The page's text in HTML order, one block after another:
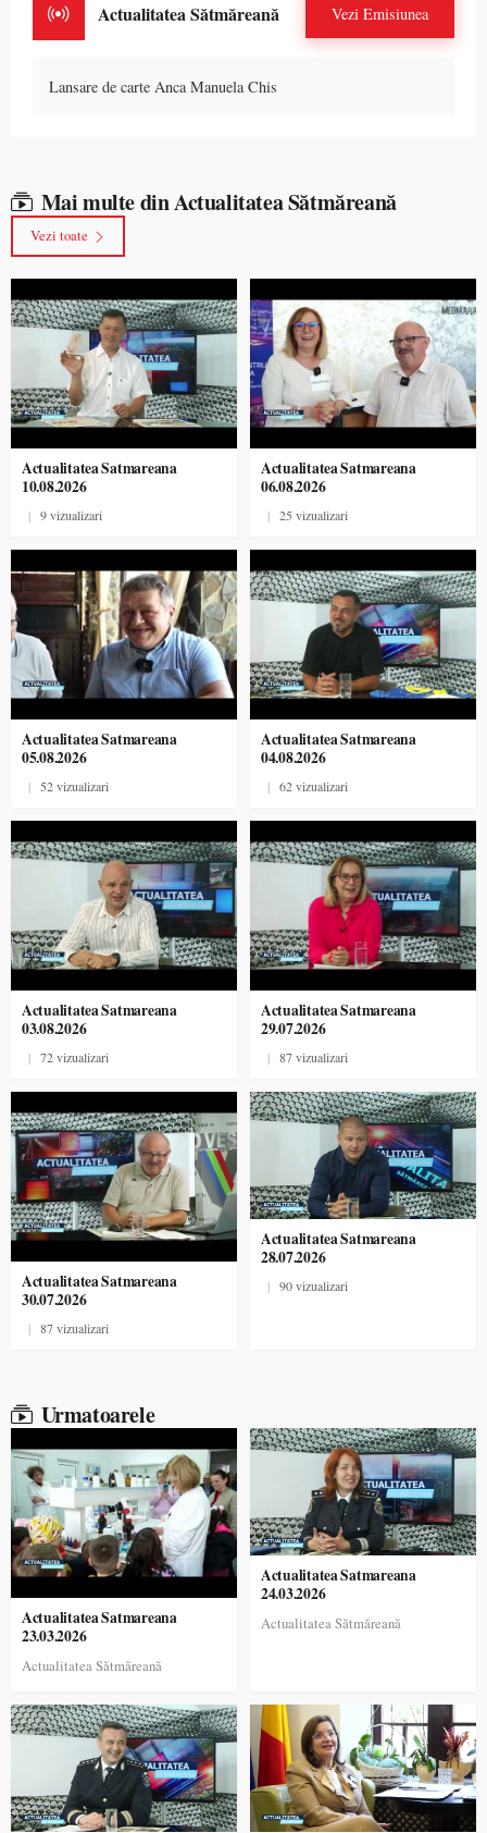
Actualitatea Sătmăreană Vezi Emisiunea
Lansare de carte Anca Manuela Chis
Mai multe din Actualitatea Sătmăreană
Vezi toate
Actualitatea Satmareana
10.08.2026
| 9 vizualizari
Actualitatea Satmareana
06.08.2026
| 25 vizualizari
Actualitatea Satmareana
05.08.2026
| 52 vizualizari
Actualitatea Satmareana
04.08.2026
| 62 vizualizari
Actualitatea Satmareana
03.08.2026
| 72 vizualizari
Actualitatea Satmareana
29.07.2026
| 87 vizualizari
Actualitatea Satmareana
30.07.2026
| 87 vizualizari
Actualitatea Satmareana
28.07.2026
| 90 vizualizari
Urmatoarele
Actualitatea Satmareana
23.03.2026
Actualitatea Sătmăreană
Actualitatea Satmareana
24.03.2026
Actualitatea Sătmăreană